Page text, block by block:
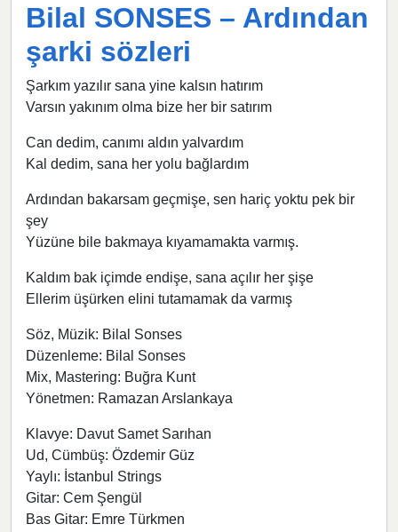
Bilal SONSES – Ardından
şarki sözleri
Şarkım yazılır sana yine kalsın hatırım
Varsın yakınım olma bize her bir satırım
Can dedim, canımı aldın yalvardım
Kal dedim, sana her yolu bağlardım
Ardından bakarsam geçmişe, sen hariç yoktu pek bir
şey
Yüzüne bile bakmaya kıyamamakta varmış.
Kaldım bak içimde endişe, sana açılır her şişe
Ellerim üşürken elini tutamamak da varmış
Söz, Müzik: Bilal Sonses
Düzenleme: Bilal Sonses
Mix, Mastering: Buğra Kunt
Yönetmen: Ramazan Arslankaya
Klavye: Davut Samet Sarıhan
Ud, Cümbüş: Özdemir Güz
Yaylı: İstanbul Strings
Gitar: Cem Şengül
Bas Gitar: Emre Türkmen